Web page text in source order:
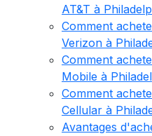
AT&T à
Comment
Verizon à
Comment
Mobile à
Comment
Cellular à
Avantages